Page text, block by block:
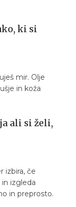
ki si
mir. Olje
in koža
ali si želi,
izbira, če
in izgleda
in preprosto.